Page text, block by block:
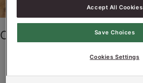
Citroenpizzakoek
manonteeuw
Accept All Cookies
Save Choices
Cookies Settings